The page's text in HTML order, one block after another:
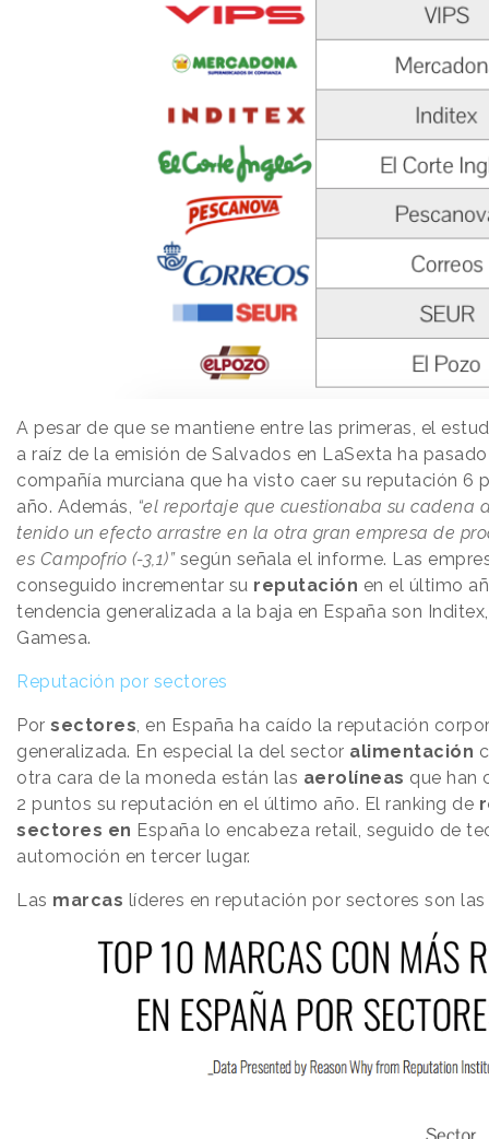
A pesar de que se mantiene entre las primeras, el
a raíz de la emisión de Salvados en LaSexta ha
compañía murciana que ha visto caer su reputación 6
año. Además, “el reportaje que cuestionaba su cadena
tenido un efecto arrastre en la otra gran empresa de
es Campofrío (-3,1)”según señala el informe. Las
conseguido incrementar su reputación en el último
tendencia generalizada a la baja en España son
Gamesa.
Reputación por sectores
Por sectores, en España ha caído la reputación
generalizada. En especial la del sector alimentación
otra cara de la moneda están las aerolíneas que han
2 puntos su reputación en el último año. El ranking de
sectores en España lo encabeza retail, seguido de
automoción en tercer lugar.
Las marcas líderes en reputación por sectores son las